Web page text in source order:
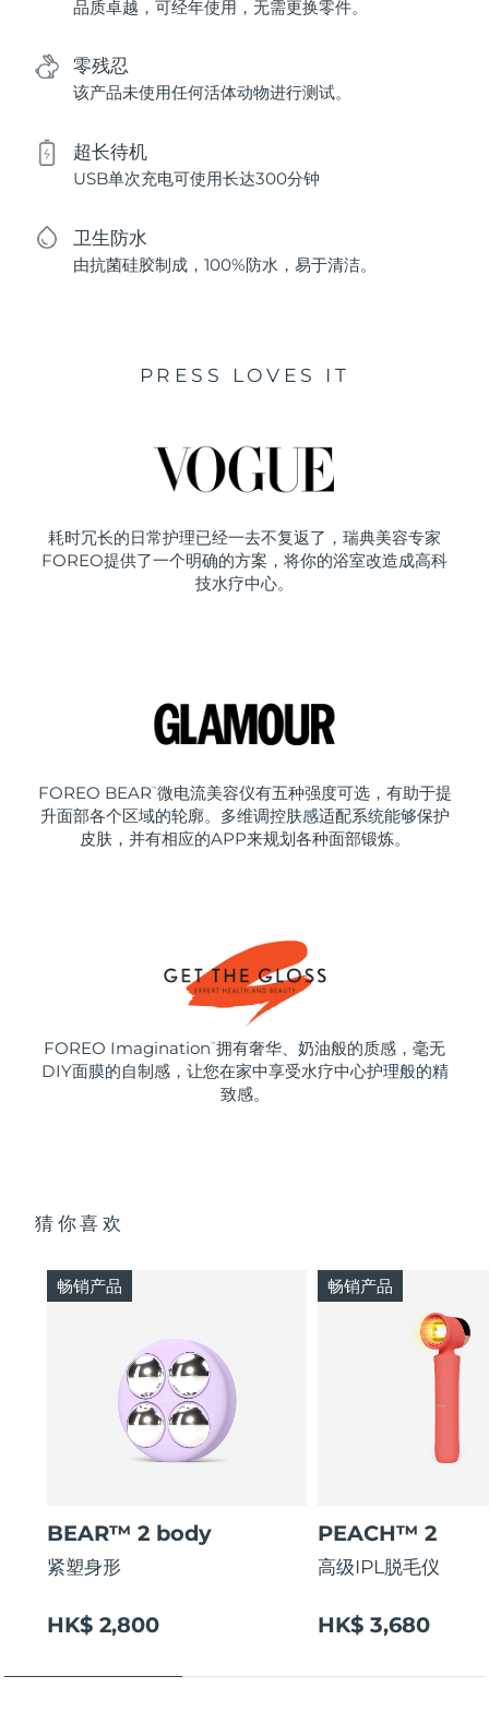
品质卓越，可经年使用，无需更换零件。
零残忍
该产品未使用任何活体动物进行测试。
超长待机
USB单次充电可使用长达300分钟
卫生防水
由抗菌硅胶制成，100%防水，易于清洁。
PRESS LOVES IT
耗时冗长的日常护理已经一去不复返了，瑞典美容专家
FOREO提供了一个明确的方案，将你的浴室改造成高科
技水疗中心。
FOREO BEAR ™ 微电流美容仪有五种强度可选，有助于提
升面部各个区域的轮廓。多维调控肤感适配系统能够保护
皮肤，并有相应的APP来规划各种面部锻炼。
FOREO Imagination ™ 拥有奢华、奶油般的质感，毫无
DIY面膜的自制感，让您在家中享受水疗中心护理般的精
致感。
猜你喜欢
BEAR™ 2 body
紧塑身形
HK$ 2,800
畅销产品
PEACH™ 2
高级IPL脱毛仪
HK$ 3,680
畅销产品